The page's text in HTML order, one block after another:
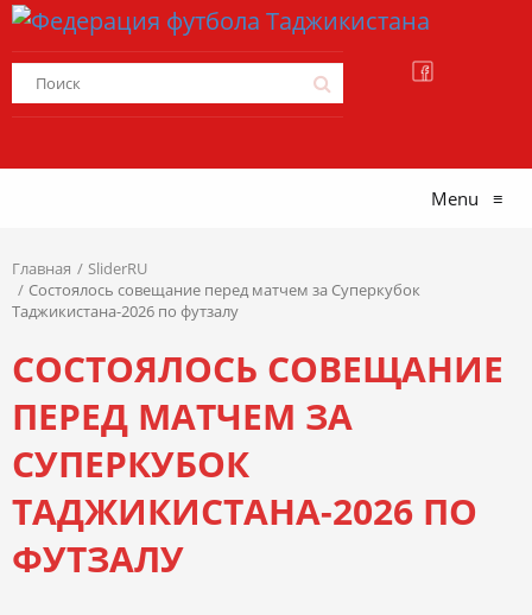
Menu ≡
Главная
SliderRU
Состоялось совещание перед матчем за Суперкубок
Таджикистана-2026 по футзалу
СОСТОЯЛОСЬ СОВЕЩАНИЕ
ПЕРЕД МАТЧЕМ ЗА
СУПЕРКУБОК
ТАДЖИКИСТАНА-2026 ПО
ФУТЗАЛУ